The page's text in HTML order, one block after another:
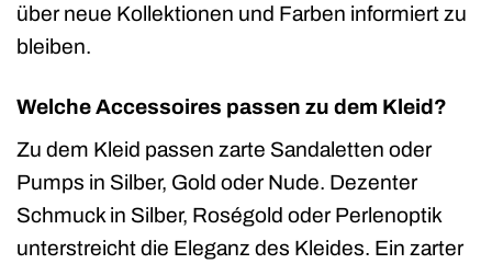
über neue Kollektionen und Farben informiert zu
bleiben.
Welche Accessoires passen zu dem Kleid?
Zu dem Kleid passen zarte Sandaletten oder
Pumps in Silber, Gold oder Nude. Dezenter
Schmuck in Silber, Roségold oder Perlenoptik
unterstreicht die Eleganz des Kleides. Ein zarter